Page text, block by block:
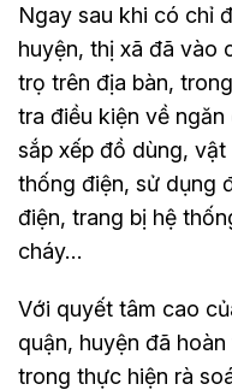
Ngay sau khi có chỉ
huyện, thị xã đã vào
trọ trên địa bàn,
tra điều kiện về
sắp xếp đồ dùng,
thống điện, sử dụng
điện, trang bị hệ
cháy…
Với quyết tâm cao
quận, huyện đã
trong thực hiện rà